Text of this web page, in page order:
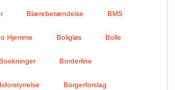
Blærebetændelse BMS
Hjemme Boligløs Bolle
Borderline
Borgerforslag